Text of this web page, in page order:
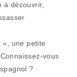
à découvrir,
», une petite
vous
?